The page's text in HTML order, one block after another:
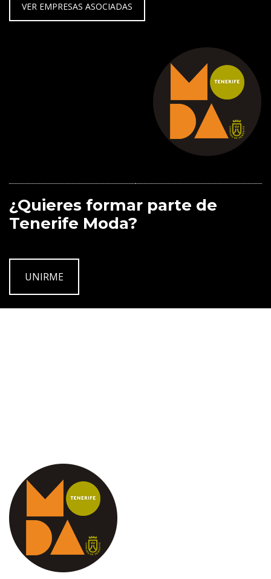
VER EMPRESAS ASOCIADAS
¿Quieres formar parte de
Tenerife Moda?
UNIRME